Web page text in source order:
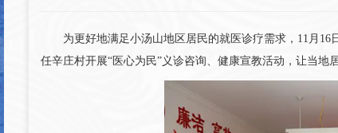
为更好地满足小汤山地区居民的就医诊疗需求，11月16
任辛庄村开展“医心为民”义诊咨询、健康宣教活动，让当地